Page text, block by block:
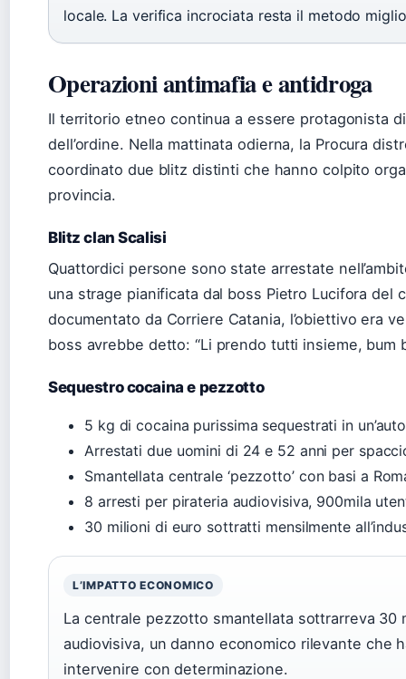
locale. La verifica incrociata resta il metodo
Operazioni antimafia e antidroga
Il territorio etneo continua a essere protagonista
dell’ordine. Nella mattinata odierna, la Procura
coordinato due blitz distinti che hanno colpito
provincia.
Blitz clan Scalisi
Quattordici persone sono state arrestate
una strage pianificata dal boss Pietro Lucifora del
documentato da Corriere Catania, l’obiettivo era
boss avrebbe detto: “Li prendo tutti insieme, bum
Sequestro cocaina e pezzotto
5 kg di cocaina purissima sequestrati in
Arrestati due uomini di 24 e 52 anni per
Smantellata centrale ‘pezzotto’ con basi a
8 arresti per pirateria audiovisiva, 900mila
30 milioni di euro sottratti mensilmente
L’IMPATTO ECONOMICO
La centrale pezzotto smantellata sottrarreva 30
audiovisiva, un danno economico rilevante che
intervenire con determinazione.